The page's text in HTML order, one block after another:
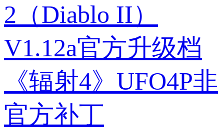
2（Diablo II）
V1.12a官方升级档
《辐射4》UFO4P非
官方补丁